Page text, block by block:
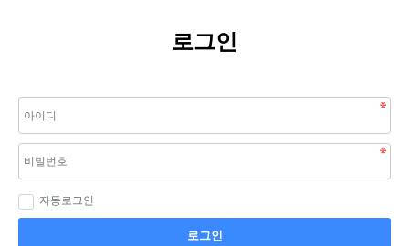
로그인
자동로그인
로그인